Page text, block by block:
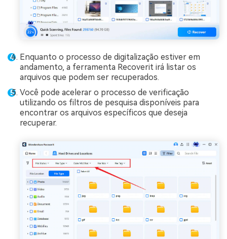
Enquanto o processo de digitalização estiver em
andamento, a ferramenta Recoverit irá listar os
arquivos que podem ser recuperados.
Você pode acelerar o processo de verificação
utilizando os filtros de pesquisa disponíveis para
encontrar os arquivos específicos que deseja
recuperar.